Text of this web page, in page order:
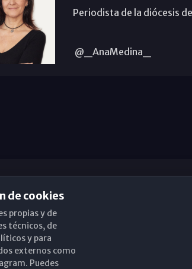
Periodista de la diócesis
@_AnaMedina_
de Málaga
18-20. 29015 Málaga
de cookies
propias y de
técnicos, de
y para
externos como
Puedes